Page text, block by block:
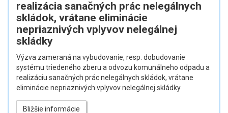
realizácia sanačných prác nelegálnych
skládok, vrátane eliminácie
nepriaznivých vplyvov nelegálnej
skládky
Výzva zameraná na vybudovanie, resp. dobudovanie
systému triedeného zberu a odvozu komunálneho odpadu a
realizáciu sanačných prác nelegálnych skládok, vrátane
eliminácie nepriaznivých vplyvov nelegálnej skládky
Bližšie informácie